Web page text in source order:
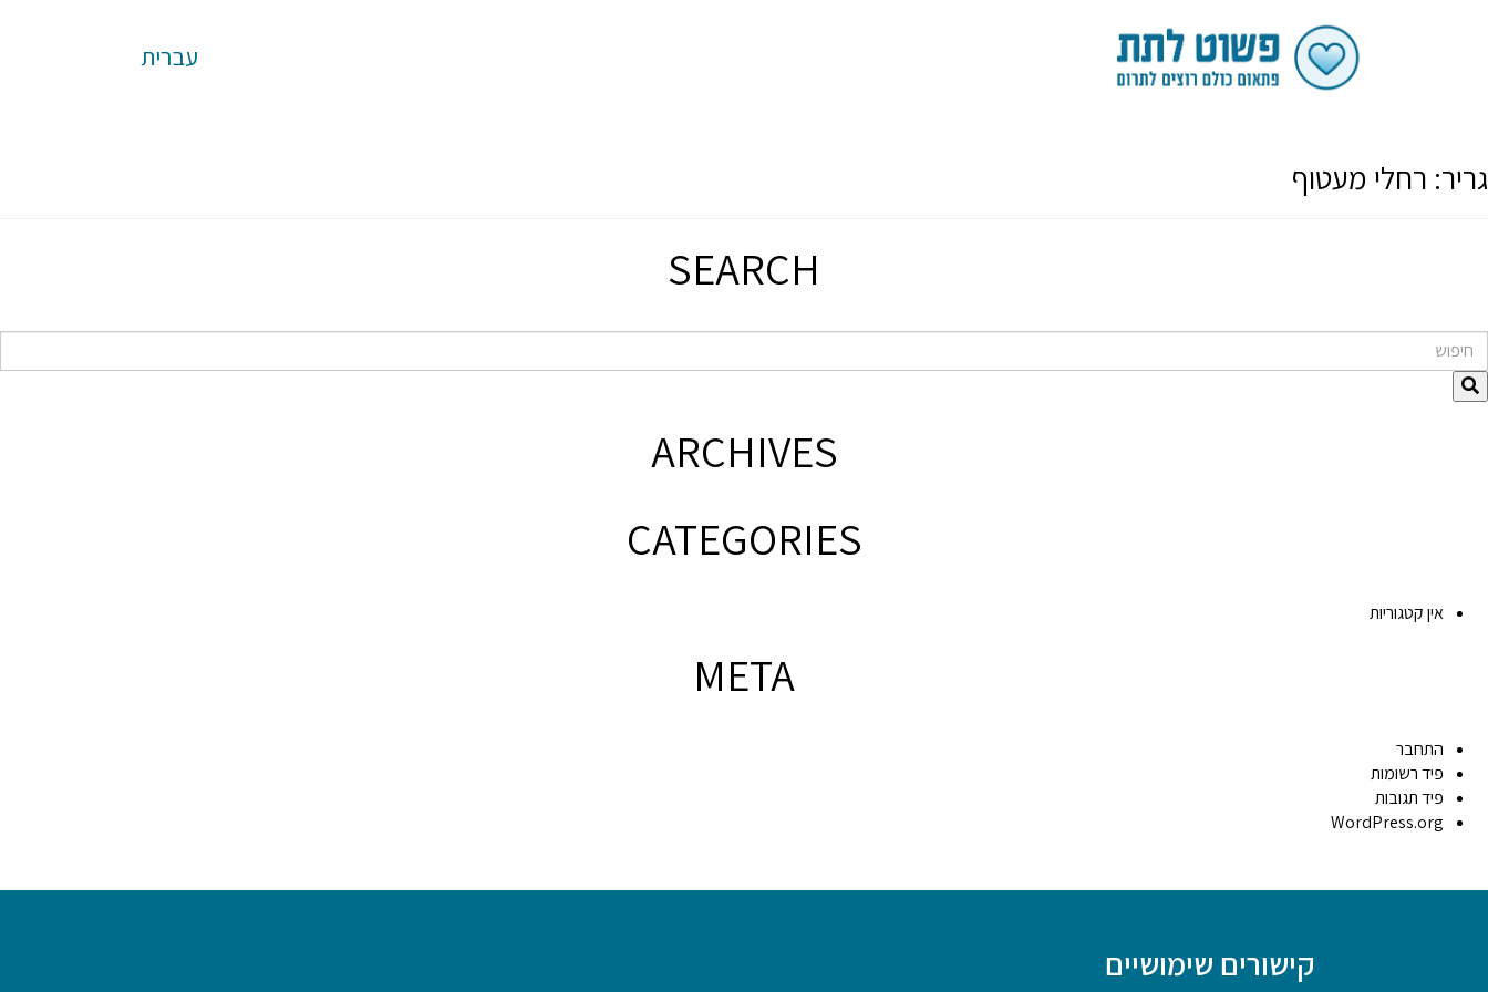
עברית
גריר: רחלי מעטוף
SEARCH
חיפוש
ARCHIVES
CATEGORIES
אין קטגוריות
META
התחבר
פיד רשומות
פיד תגובות
WordPress.org
קישורים שימושיים